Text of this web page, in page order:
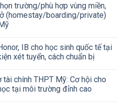
trường/phù hợp vùng miền,
(homestay/boarding/private)
IB cho học sinh quốc tế tại
xét tuyển, cách chuẩn bị
tài chính THPT Mỹ: Cơ hội cho
tại môi trường đỉnh cao